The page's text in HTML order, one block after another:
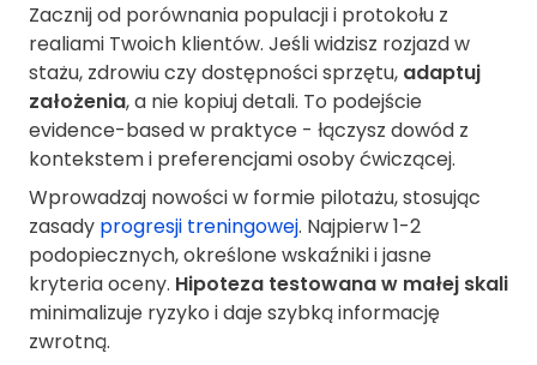
Zacznij od porównania populacji i protokołu z
realiami Twoich klientów. Jeśli widzisz rozjazd w
stażu, zdrowiu czy dostępności sprzętu, adaptuj
założenia, a nie kopiuj detali. To podejście
evidence-based w praktyce - łączysz dowód z
kontekstem i preferencjami osoby ćwiczącej.
Wprowadzaj nowości w formie pilotażu, stosując
zasady progresji treningowej. Najpierw 1-2
podopiecznych, określone wskaźniki i jasne
kryteria oceny. Hipoteza testowana w małej skali
minimalizuje ryzyko i daje szybką informację
zwrotną.